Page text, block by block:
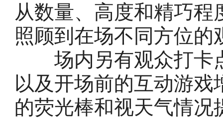
从数量、高度和精巧
照顾到在场不同方位的
场内另有观众打卡
以及开场前的互动游
的荧光棒和视天气情